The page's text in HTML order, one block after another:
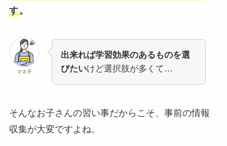
す。
マネ子
出来れば学習効果のあるものを選
びたいけど選択肢が多くて…
そんなお子さんの習い事だからこそ、事前の情報
収集が大変ですよね。